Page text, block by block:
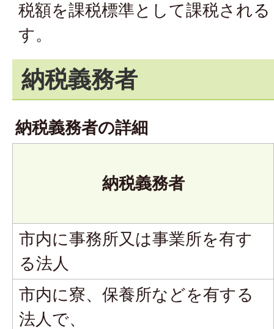
税額を課税標準として課税され
す。
納税義務者
納税義務者の詳細
納税義務者
市内に事務所又は事業所を有す
る法人
市内に寮、保養所などを有する
法人で、